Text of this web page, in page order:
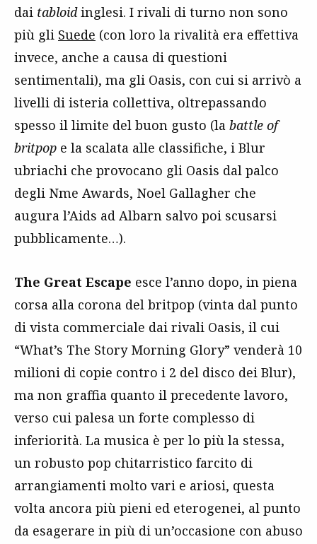
dai tabloidinglesi. I rivali di turno non sono
più gli Suede (con loro la rivalità era effettiva
invece, anche a causa di questioni
sentimentali), ma gli Oasis, con cui si arrivò a
livelli di isteria collettiva, oltrepassando
spesso il limite del buon gusto (la battle of
britpop e la scalata alle classifiche, i Blur
ubriachi che provocano gli Oasis dal palco
degli Nme Awards, Noel Gallagher che
augura l’Aids ad Albarn salvo poi scusarsi
pubblicamente…).
The Great Escape esce l’anno dopo, in piena
corsa alla corona del britpop (vinta dal punto
di vista commerciale dai rivali Oasis, il cui
“What’s The Story Morning Glory” venderà 10
milioni di copie contro i 2 del disco dei Blur),
ma non graffia quanto il precedente lavoro,
verso cui palesa un forte complesso di
inferiorità. La musica è per lo più la stessa,
un robusto pop chitarristico farcito di
arrangiamenti molto vari e ariosi, questa
volta ancora più pieni ed eterogenei, al punto
da esagerare in più di un’occasione con abuso